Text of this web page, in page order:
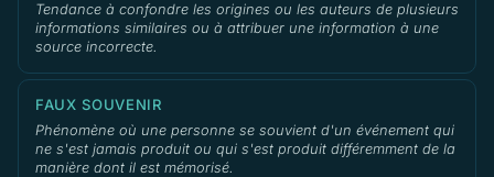
Tendance à confondre les origines ou les auteurs de plusieurs
informations similaires ou à attribuer une information à une
source incorrecte.
FAUX SOUVENIR
Phénomène où une personne se souvient d'un événement qui
ne s'est jamais produit ou qui s'est produit différemment de la
manière dont il est mémorisé.